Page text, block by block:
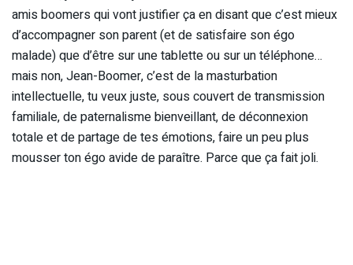
amis boomers qui vont justifier ça en disant que c’est mieux
d’accompagner son parent (et de satisfaire son égo
malade) que d’être sur une tablette ou sur un téléphone…
mais non, Jean-Boomer, c’est de la masturbation
intellectuelle, tu veux juste, sous couvert de transmission
familiale, de paternalisme bienveillant, de déconnexion
totale et de partage de tes émotions, faire un peu plus
mousser ton égo avide de paraître. Parce que ça fait joli.